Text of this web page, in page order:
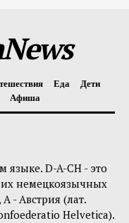
Еда
Дети
Афиша
языке. D-A-CH - это
немецкоязычных
- Австрия (лат.
Helvetica).